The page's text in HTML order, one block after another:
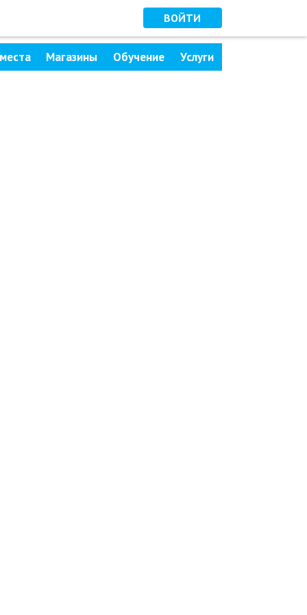
ВОЙТИ
Магазины Обучение Услуги